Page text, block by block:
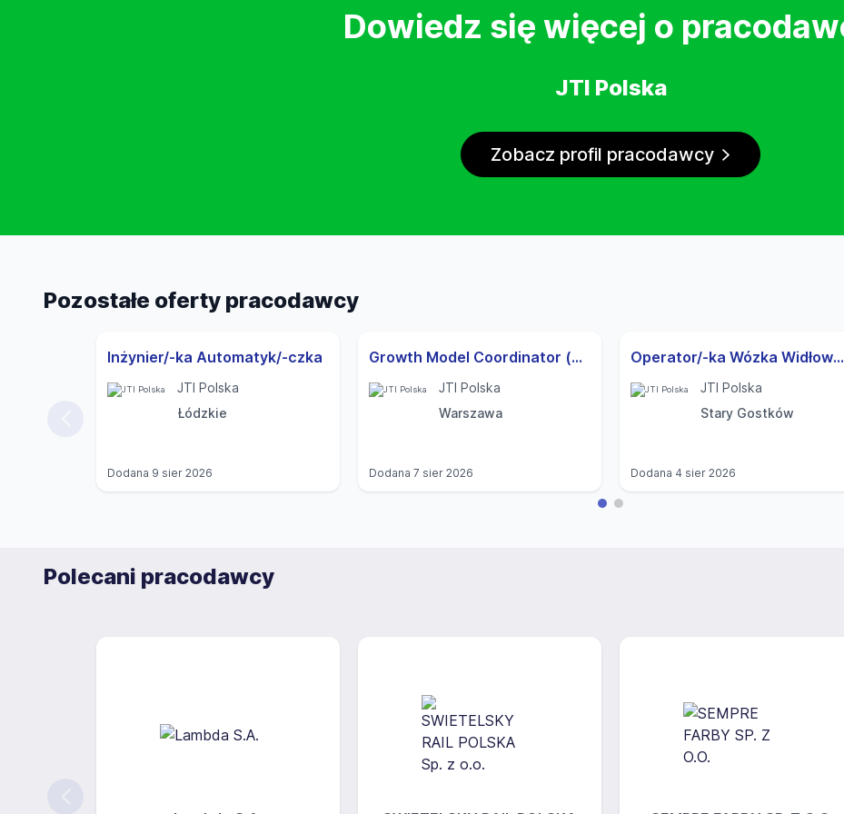
Dowiedz się więcej o
JTI Polska
Zobacz profil pracodawcy
Pozostałe oferty pracodawcy
Inżynier/-ka Automatyk/-czka
JTI Polska
Łódzkie
Dodana 9 sier 2026
Growth Model Coordinator (m/f/d)
JTI Polska
Warszawa
Dodana 7 sier 2026
Operator/-ka Wózka Widłowego | Operator/-ka Waste Center
JTI Polska
Stary Gostków
Dodana 4 sier 2026
Polecani pracodawcy